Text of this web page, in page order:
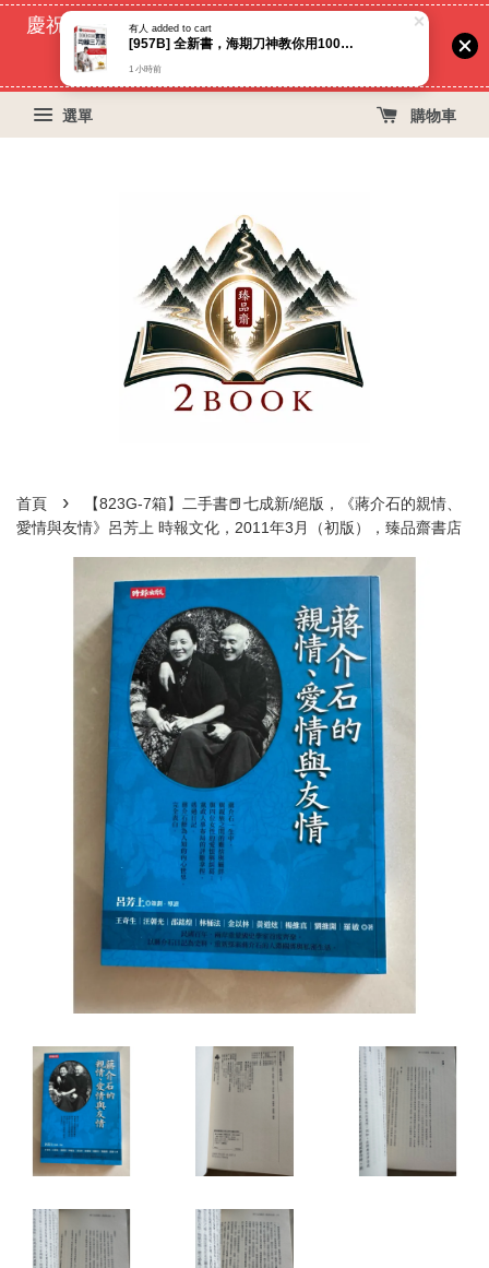
慶祝蝦皮好評過萬！買399免運費, 再立折29元
51天
選單 購物車
首頁 ›
【823G-7箱】二手書📕七成新/絕版，《蔣介石的親情、
愛情與友情》呂芳上 時報文化，2011年3月（初版），臻品齋書店
有人 added to cart
[957B] 全新書，海期刀神教你用100張圖實戰均線三刀流，刀神，大樂文化，2025年1月22日
1 小時前